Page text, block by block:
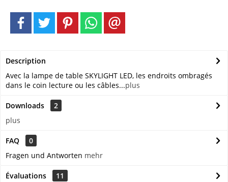
Description
Avec la lampe de table SKYLIGHT LED, les endroits ombragés
dans le coin lecture ou les câbles...plus
Downloads
2
plus
FAQ
0
Fragen und Antworten mehr
Évaluations
11